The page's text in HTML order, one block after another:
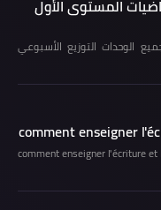
المستوى الأول
الوحدات التوزيع الأسبوعي
comment enseigner
comment enseigner l'écriture